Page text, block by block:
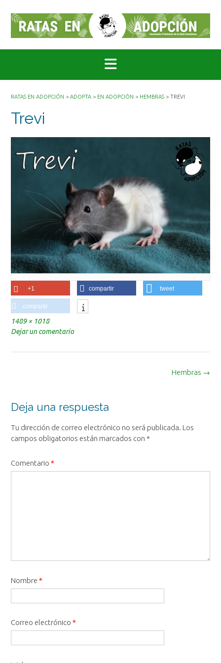
contenido
RATAS EN ADOPCIÓN > ADOPTA > EN ADOPCIÓN > HEMBRAS > TREVI
Trevi
+1 compartir tweet
compartir
Tamaño
completo
1489 × 1018
Dejar un comentario
entrada
Hembras →
Deja una respuesta
Tu dirección de correo electrónico no será publicada. Los
campos obligatorios están marcados con *
Comentario *
Nombre *
Correo electrónico *